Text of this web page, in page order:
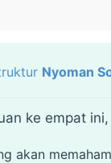
Nyoman
ke empat
akan